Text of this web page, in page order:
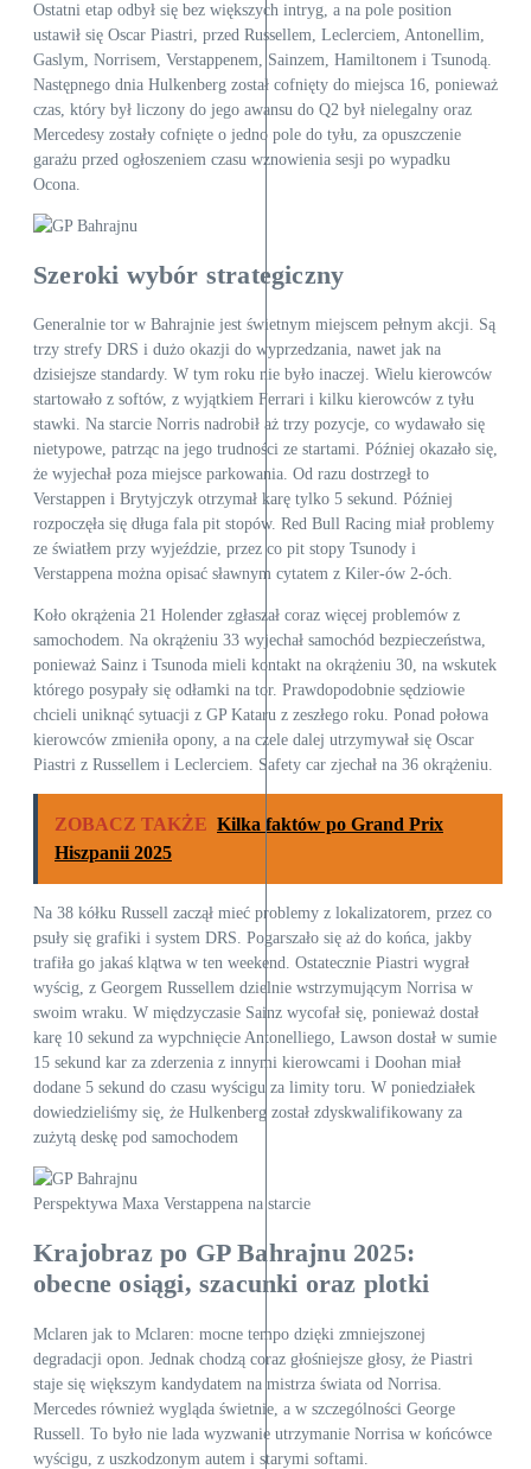
Ostatni etap odbył się bez większych intryg, a na pole position
ustawił się Oscar Piastri, przed Russellem, Leclerciem, Antonellim,
Gaslym, Norrisem, Verstappenem, Sainzem, Hamiltonem i Tsunodą.
Następnego dnia Hulkenberg został cofnięty do miejsca 16, ponieważ
czas, który był liczony do jego awansu do Q2 był nielegalny oraz
Mercedesy zostały cofnięte o jedno pole do tyłu, za opuszczenie
garażu przed ogłoszeniem czasu wznowienia sesji po wypadku
Ocona.
Szeroki wybór strategiczny
Generalnie tor w Bahrajnie jest świetnym miejscem pełnym akcji. Są
trzy strefy DRS i dużo okazji do wyprzedzania, nawet jak na
dzisiejsze standardy. W tym roku nie było inaczej. Wielu kierowców
startowało z softów, z wyjątkiem Ferrari i kilku kierowców z tyłu
stawki. Na starcie Norris nadrobił aż trzy pozycje, co wydawało się
nietypowe, patrząc na jego trudności ze startami. Później okazało się,
że wyjechał poza miejsce parkowania. Od razu dostrzegł to
Verstappen i Brytyjczyk otrzymał karę tylko 5 sekund. Później
rozpoczęła się długa fala pit stopów. Red Bull Racing miał problemy
ze światłem przy wyjeździe, przez co pit stopy Tsunody i
Verstappena można opisać sławnym cytatem z Kiler-ów 2-óch.
Koło okrążenia 21 Holender zgłaszał coraz więcej problemów z
samochodem. Na okrążeniu 33 wyjechał samochód bezpieczeństwa,
ponieważ Sainz i Tsunoda mieli kontakt na okrążeniu 30, na wskutek
którego posypały się odłamki na tor. Prawdopodobnie sędziowie
chcieli uniknąć sytuacji z GP Kataru z zeszłego roku. Ponad połowa
kierowców zmieniła opony, a na czele dalej utrzymywał się Oscar
Piastri z Russellem i Leclerciem. Safety car zjechał na 36 okrążeniu.
ZOBACZ TAKŻE Kilka faktów po Grand Prix
Hiszpanii 2025
Na 38 kółku Russell zaczął mieć problemy z lokalizatorem, przez co
psuły się grafiki i system DRS. Pogarszało się aż do końca, jakby
trafiła go jakaś klątwa w ten weekend. Ostatecznie Piastri wygrał
wyścig, z Georgem Russellem dzielnie wstrzymującym Norrisa w
swoim wraku. W międzyczasie Sainz wycofał się, ponieważ dostał
karę 10 sekund za wypchnięcie Antonelliego, Lawson dostał w sumie
15 sekund kar za zderzenia z innymi kierowcami i Doohan miał
dodane 5 sekund do czasu wyścigu za limity toru. W poniedziałek
dowiedzieliśmy się, że Hulkenberg został zdyskwalifikowany za
zużytą deskę pod samochodem
Perspektywa Maxa Verstappena na starcie
Krajobraz po GP Bahrajnu 2025:
obecne osiągi, szacunki oraz plotki
Mclaren jak to Mclaren: mocne tempo dzięki zmniejszonej
degradacji opon. Jednak chodzą coraz głośniejsze głosy, że Piastri
staje się większym kandydatem na mistrza świata od Norrisa.
Mercedes również wygląda świetnie, a w szczególności George
Russell. To było nie lada wyzwanie utrzymanie Norrisa w końcówce
wyścigu, z uszkodzonym autem i starymi softami.